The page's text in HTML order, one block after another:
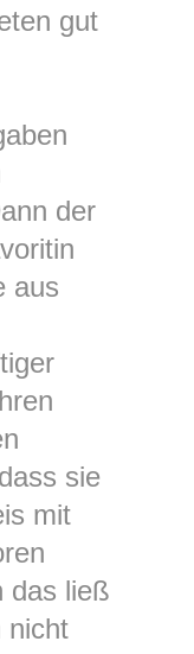
gut
der
aus
sie
mit
das ließ
nicht